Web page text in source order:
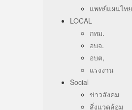
แพทย์แผนไทย
LOCAL
กทม.
อบจ.
อบต,
แรงงาน
Social
ข่าวสังคม
สิ่งแวดล้อม